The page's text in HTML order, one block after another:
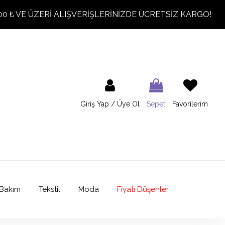
₺ VE ÜZERİ ALIŞVERİŞLERİNİZDE ÜCRETSİZ KARGO!
Giriş Yap / Üye Ol Sepet Favorilerim
Tekstil Moda Fiyatı Düşenler